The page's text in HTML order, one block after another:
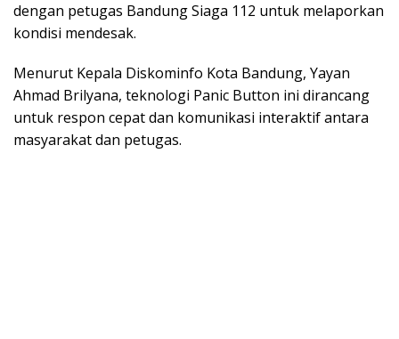
dengan petugas Bandung Siaga 112 untuk melaporkan
kondisi mendesak.
Menurut Kepala Diskominfo Kota Bandung, Yayan
Ahmad Brilyana, teknologi Panic Button ini dirancang
untuk respon cepat dan komunikasi interaktif antara
masyarakat dan petugas.